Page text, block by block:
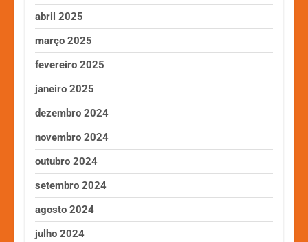
abril 2025
março 2025
fevereiro 2025
janeiro 2025
dezembro 2024
novembro 2024
outubro 2024
setembro 2024
agosto 2024
julho 2024